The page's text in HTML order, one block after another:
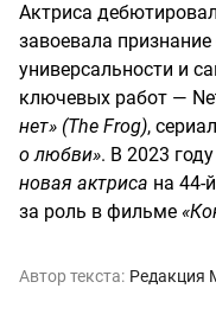
Актриса
завоевала
универсальности и
ключевых работ —
нет» (The Frog),
о любви». В 2023
новая актриса на 44-
за роль в фильме
Автор текста: Редакция